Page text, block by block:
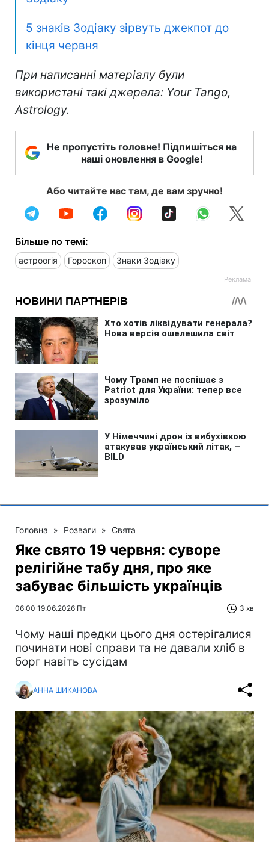
5 знаків Зодіаку зірвуть джекпот до
кінця червня
При написанні матеріалу були
використані такі джерела: Your Tango,
Astrology.
Не пропустіть головне! Підпишіться на
наші оновлення в Google!
Або читайте нас там, де вам зручно!
Більше по темі:
астроогія Гороскоп Знаки Зодіаку
Головна » Розваги » Свята
Яке свято 19 червня: суворе
релігійне табу дня, про яке
забуває більшість українців
06:00 19.06.2026 Пт 3 хв
Чому наші предки цього дня остерігалися
починати нові справи та не давали хліб в
борг навіть сусідам
АННА ШИКАНОВА